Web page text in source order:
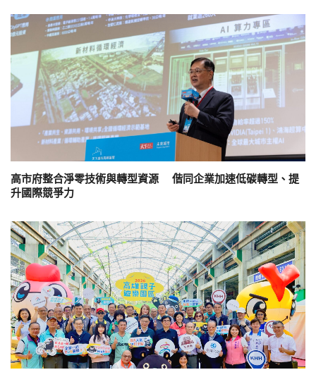
高市府整合淨零技術與轉型資源 偕同企業加速低碳轉型、提
升國際競爭力